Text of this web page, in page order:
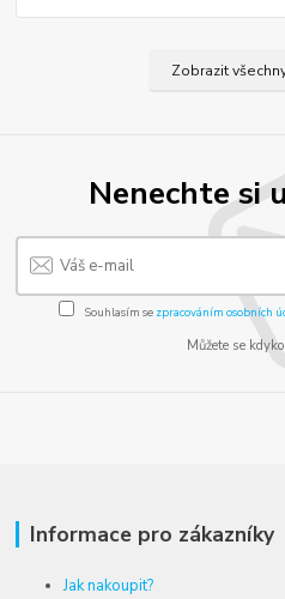
Zobrazit
Nenechte si
Souhlasím se zpracováním osobních
Můžete se
Informace pro zákazníky
Jak nakoupit?